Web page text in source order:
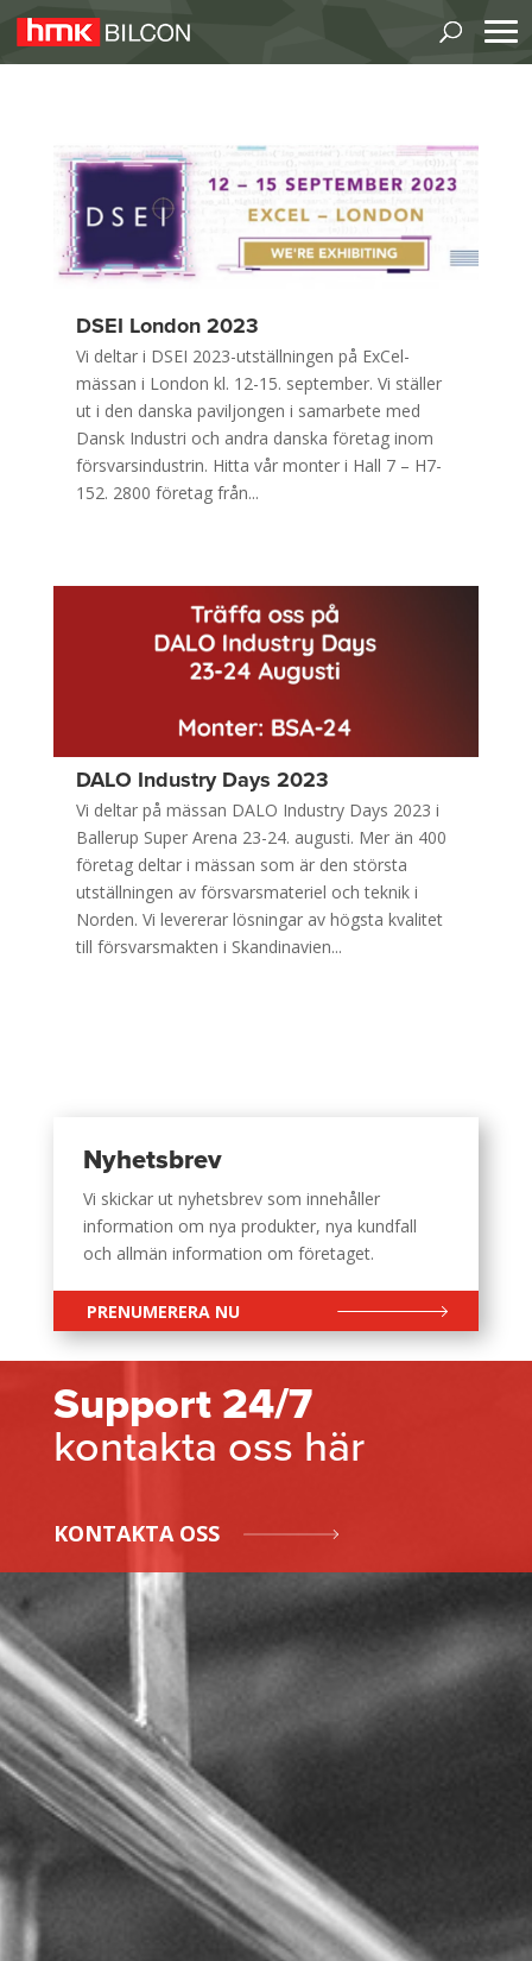
DSEI London 2023
Vi deltar i DSEI 2023-utställningen på ExCel-
mässan i London kl. 12-15. september. Vi ställer
ut i den danska paviljongen i samarbete med
Dansk Industri och andra danska företag inom
försvarsindustrin. Hitta vår monter i Hall 7 – H7-
152. 2800 företag från...
DALO Industry Days 2023
Vi deltar på mässan DALO Industry Days 2023 i
Ballerup Super Arena 23-24. augusti. Mer än 400
företag deltar i mässan som är den största
utställningen av försvarsmateriel och teknik i
Norden. Vi levererar lösningar av högsta kvalitet
till försvarsmakten i Skandinavien...
Nyhetsbrev
Vi skickar ut nyhetsbrev som innehåller
information om nya produkter, nya kundfall
och allmän information om företaget.
PRENUMERERA NU
Support 24/7
kontakta oss här
KONTAKTA OSS